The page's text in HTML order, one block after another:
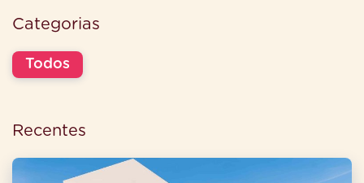
Categorias
Todos
Recentes